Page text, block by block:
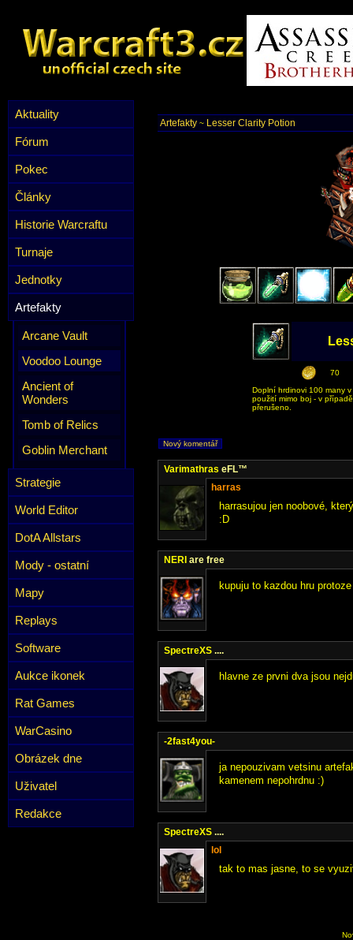
Aktuality
Fórum
Pokec
Články
Historie Warcraftu
Turnaje
Jednotky
Artefakty
Arcane Vault
Voodoo Lounge
Ancient of
Wonders
Tomb of Relics
Goblin Merchant
Strategie
World Editor
DotA Allstars
Mody - ostatní
Mapy
Replays
Software
Aukce ikonek
Rat Games
WarCasino
Obrázek dne
Uživatel
Redakce
Artefakty ~ Lesser Clarity Potion
70
Doplní hrdinovi 100 many
použití mimo boj - v
přerušeno.
Nový komentář
Varimathras eFL™
harras
harrasujou jen noobové,
:D
NERI are free
kupuju to kazdou hru
SpectreXS ....
hlavne ze prvni dva jsou
-2fast4you-
ja nepouzivam vetsinu
kamenem nepohrdnu :)
SpectreXS ....
lol
tak to mas jasne, to se